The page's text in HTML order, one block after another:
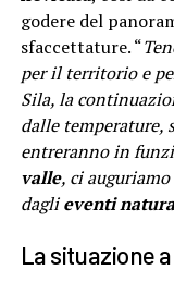
godere del
sfaccettature. “
per il territorio e
Sila, la
dalle temperature,
entreranno in
valle, ci auguriamo
daglieventi
La situazione